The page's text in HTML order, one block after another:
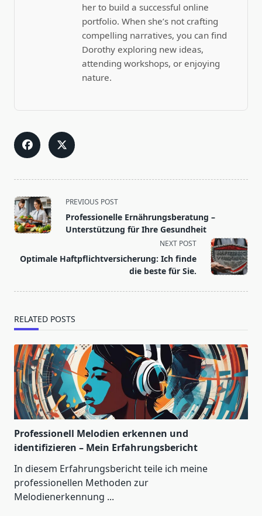
her to build a successful online
portfolio. When she’s not crafting
compelling narratives, you can find
Dorothy exploring new ideas,
attending workshops, or enjoying
nature.
<span
class="nav-
subtitle
reader-
PREVIOUS POST
Professionelle Ernährungsberatung –
Unterstützung für Ihre Gesundheit
NEXT POST
Optimale Haftpflichtversicherung: Ich finde
die beste für Sie.
RELATED POSTS
Professionell Melodien erkennen und
identifizieren – Mein Erfahrungsbericht
In diesem Erfahrungsbericht teile ich meine
professionellen Methoden zur
Melodienerkennung ...